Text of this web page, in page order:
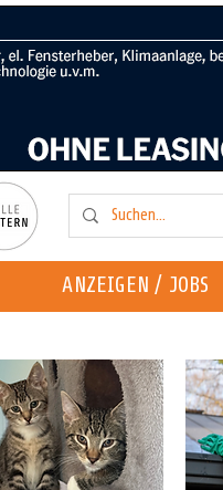
ANZEIGEN / JOBS